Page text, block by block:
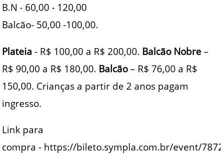
B.N - 60,00 - 120,00
Balcão- 50,00 -100,00.
Plateia - R$ 100,00 a R$ 200,00. Balcão Nobre –
R$ 90,00 a R$ 180,00. Balcão– R$ 76,00 a R$
150,00. Crianças a partir de 2 anos pagam
ingresso.
Link para
compra - https://bileto.sympla.com.br/event/